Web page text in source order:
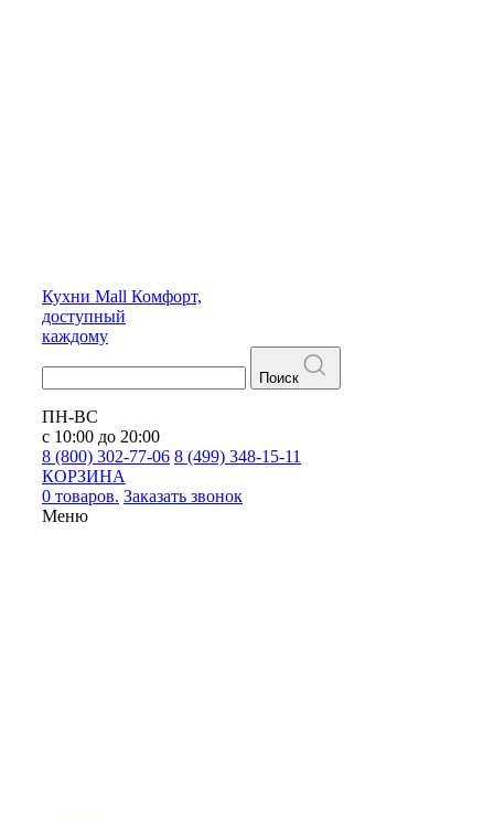
Кухни Mall Комфорт,
доступный
каждому
Поиск
ПН-ВС
с 10:00 до 20:00
8 (800) 302-77-06 8 (499) 348-15-11
КОРЗИНА
0 товаров. Заказать звонок
Меню